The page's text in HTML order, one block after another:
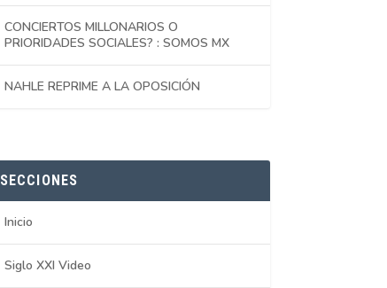
CONCIERTOS MILLONARIOS O
PRIORIDADES SOCIALES? : SOMOS MX
NAHLE REPRIME A LA OPOSICIÓN
SECCIONES
Inicio
Siglo XXI Video